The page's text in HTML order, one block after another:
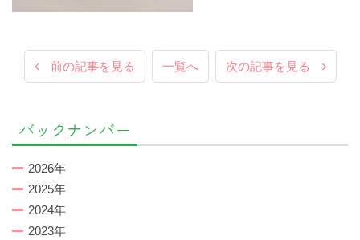
前の記事を見る 一覧へ 次の記事を見る
バックナンバー
2026年
2025年
2024年
2023年